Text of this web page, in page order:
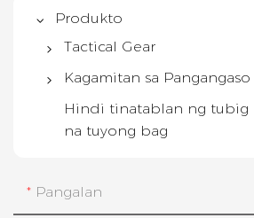
Produkto
Tactical Gear
Tactical Vest
Taktikal na Backpack
Taktikal na Belt
Suit ng Militar
Kagamitan sa Pangangaso
Backpack sa
Pangangaso
Mga gaiters
Hindi tinatablan ng tubig
na tuyong bag
Pangalan